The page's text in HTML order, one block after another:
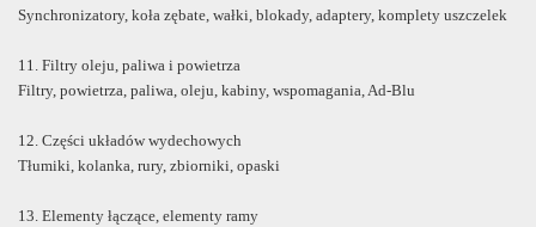
Synchronizatory, koła zębate, wałki, blokady, adaptery, komplety uszczelek
11. Filtry oleju, paliwa i powietrza
Filtry, powietrza, paliwa, oleju, kabiny, wspomagania, Ad-Blu
12. Części układów wydechowych
Tłumiki, kolanka, rury, zbiorniki, opaski
13. Elementy łączące, elementy ramy